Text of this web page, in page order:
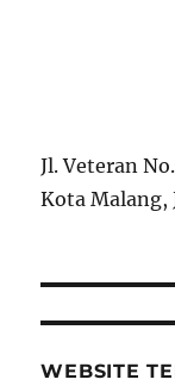
Jl. Veteran
Kota Malang,
WEBSITE